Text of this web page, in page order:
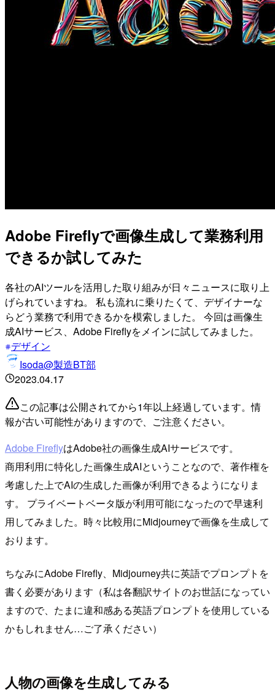
Adobe Fireflyで画像生成して業務利用
できるか試してみた
各社のAIツールを活用した取り組みが日々ニュースに取り上
げられていますね。 私も流れに乗りたくて、デザイナーな
らどう業務で利用できるかを模索しました。 今回は画像生
成AIサービス、Adobe Fireflyをメインに試してみました。
デザイン
Isoda@製造BT部
2023.04.17
この記事は公開されてから1年以上経過しています。情
報が古い可能性がありますので、ご注意ください。
Adobe FireflyはAdobe社の画像生成AIサービスです。
商用利用に特化した画像生成AIということなので、著作権を
考慮した上でAIの生成した画像が利用できるようになりま
す。 プライベートベータ版が利用可能になったので早速利
用してみました。時々比較用にMidjourneyで画像を生成して
おります。
ちなみにAdobe Firefly、Midjourney共に英語でプロンプトを
書く必要があります（私は各翻訳サイトのお世話になってい
ますので、たまに違和感ある英語プロンプトを使用している
かもしれません…ご了承ください）
人物の画像を生成してみる